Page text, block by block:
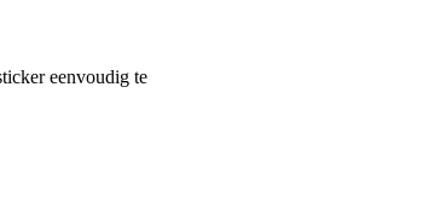
eenvoudig te